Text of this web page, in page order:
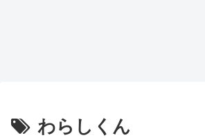
わらしくん